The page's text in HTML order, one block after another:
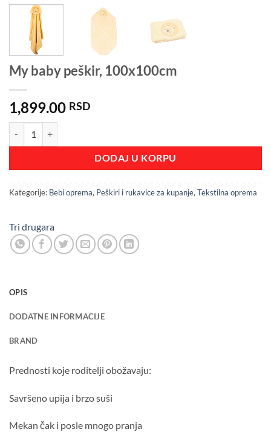
My baby peškir, 100x100cm
1,899.00 RSD
DODAJ U KORPU
Kategorije: Bebi oprema, Peškiri i rukavice za kupanje, Tekstilna oprema
Tri drugara
OPIS
DODATNE INFORMACIJE
BRAND
Prednosti koje roditelji obožavaju:
Savršeno upija i brzo suši
Mekan čak i posle mnogo pranja